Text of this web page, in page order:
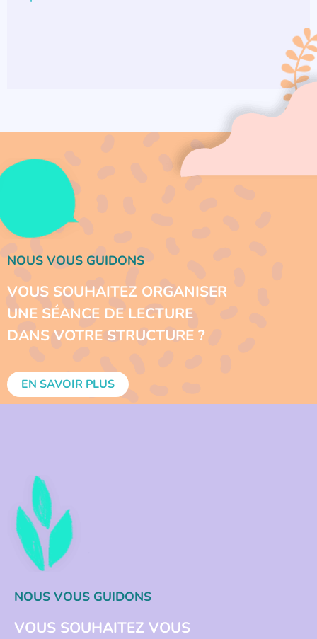
NOUS VOUS GUIDONS
VOUS SOUHAITEZ ORGANISER
UNE SÉANCE DE LECTURE
DANS VOTRE STRUCTURE ?
EN SAVOIR PLUS
NOUS VOUS GUIDONS
VOUS SOUHAITEZ VOUS